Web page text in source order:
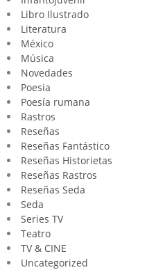
Libro Ilustrado
Literatura
México
Música
Novedades
Poesia
Poesía rumana
Rastros
Reseñas
Reseñas Fantástico
Reseñas Historietas
Reseñas Rastros
Reseñas Seda
Seda
Series TV
Teatro
TV & CINE
Uncategorized